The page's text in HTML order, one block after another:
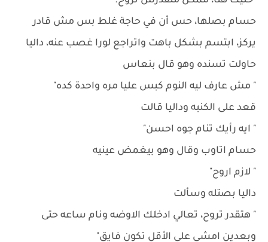
حسام بصلها، حس أن في حاجة غلط بس مش قادر
يركز، ابتسم بشكل باهت واتراجع لورا غصب عنه، داليا
حاولت تسنده وهو قال بنعاس
" مش عارف ليه النوم كبس عليا مره واحدة كده"
قعد على الكنبه وداليا قالت
" ايه رأيك تنام جوه احسن"
حسام اتاوب وقال وهو بيغمض عينيه
" لازم اروح"
داليا بصتله وسألت
" هتقدر تروح، تعالي ادخلك الاوضه ونام ساعه حتى
وبعدين امشي على الأقل تكون فايق"